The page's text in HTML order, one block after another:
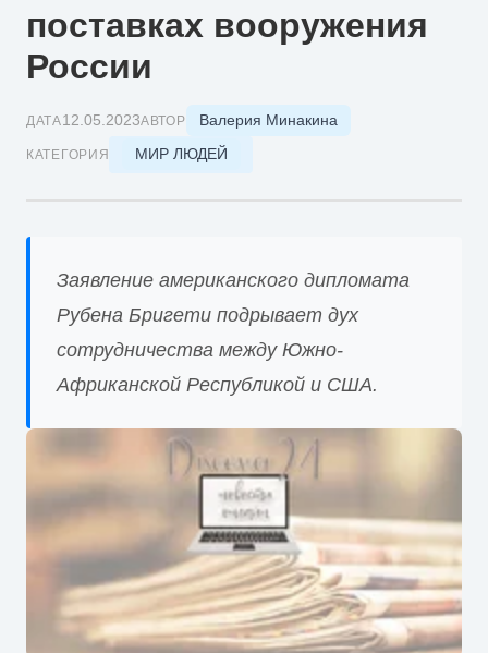
поставках вооружения
России
ДАТА12.05.2023АВТОР Валерия Минакина
КАТЕГОРИЯ МИР ЛЮДЕЙ
Заявление американского дипломата
Рубена Бригети подрывает дух
сотрудничества между Южно-
Африканской Республикой и США.